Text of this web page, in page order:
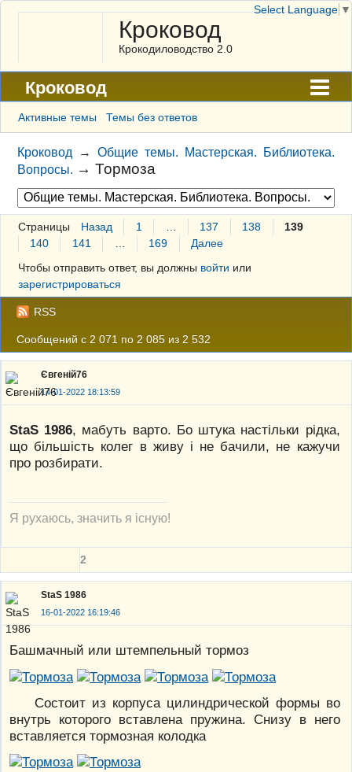
Кроковод
Крокодиловодство 2.0
Кроковод
Форум
Архив
ГАЛЕРЕЯ
Правила
Поиск
Регистрация
Вход
Активные темы Темы без ответов
Кроковод →Общие темы. Мастерская. Библиотека.
Вопросы. →Тормоза
Страницы Назад 1 137 138
139
140
141 169
Далее
Чтобы отправить ответ, вы должны войти или
зарегистрироваться
RSS
Сообщений с 2 071 по 2 085 из 2 532
Євгеній76
14-01-2022 18:13:59
StaS 1986, мабуть варто. Бо штука настільки рідка,
що більшість колег в живу і не бачили, не кажучи
про розбирати.
Я рухаюсь, значить я існую!
2
StaS 1986
16-01-2022 16:19:46
Башмачный или штемпельный тормоз
Состоит из корпуса цилиндрической формы во
внутрь которого вставлена пружина. Снизу в него
вставляется тормозная колодка
Select Language ▼